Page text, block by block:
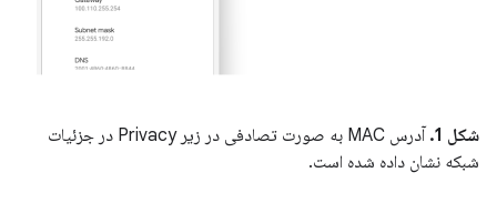
شکل 1.
آدرس MAC به صورت تصادفی در زیر Privacy در جزئیات
شبکه نشان داده شده است.